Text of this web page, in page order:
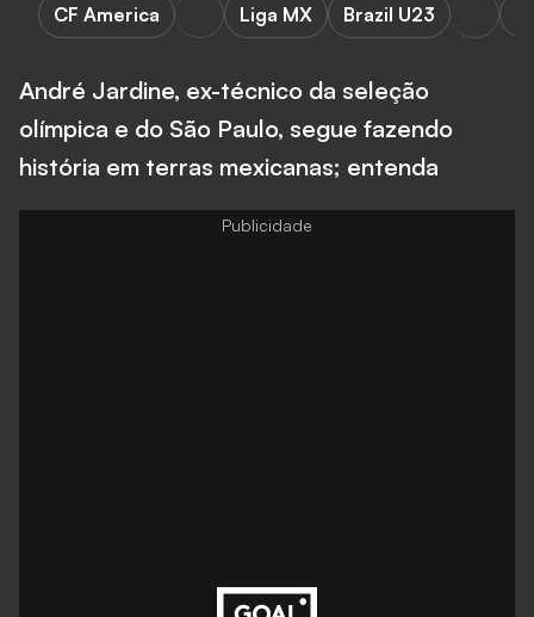
CF America Liga MX Brazil U23
André Jardine, ex-técnico da seleção
olímpica e do São Paulo, segue fazendo
história em terras mexicanas; entenda